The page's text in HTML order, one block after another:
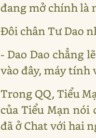
đang mở chính là
Đôi chân Tư Dao
- Dao Dao chẳng
vào đây, máy tính
Trong QQ, Tiểu
của Tiểu Mạn nói
đã ở Chat với hai